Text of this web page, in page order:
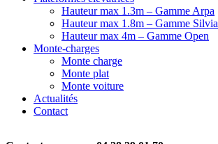
Hauteur max 1.3m – Gamme Arpa
Hauteur max 1.8m – Gamme Silvia
Hauteur max 4m – Gamme Open
Monte-charges
Monte charge
Monte plat
Monte voiture
Actualités
Contact